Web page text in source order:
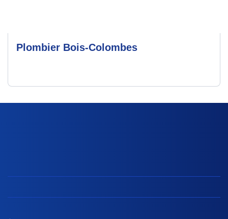
Plombier Bois-Colombes